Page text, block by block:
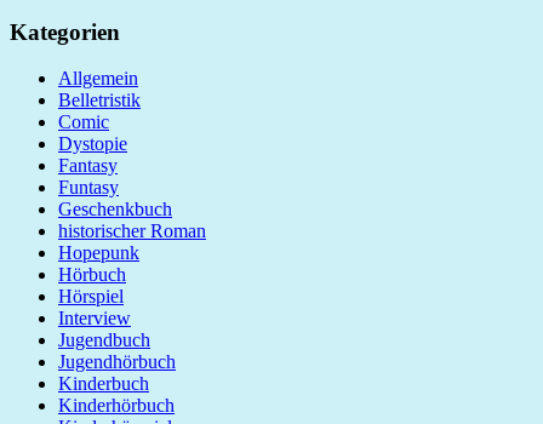
Kategorien
Allgemein
Belletristik
Comic
Dystopie
Fantasy
Funtasy
Geschenkbuch
historischer Roman
Hopepunk
Hörbuch
Hörspiel
Interview
Jugendbuch
Jugendhörbuch
Kinderbuch
Kinderhörbuch